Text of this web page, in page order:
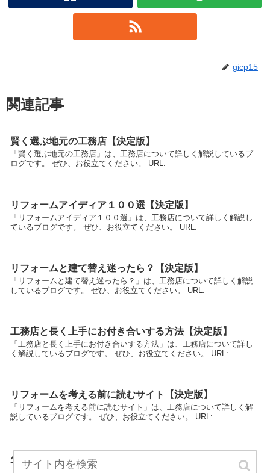
gicp15
関連記事
賢く選ぶ地元の工務店【決定版】
「賢く選ぶ地元の工務店」は、工務店について詳しく解説しているブ
ログです。 ぜひ、お役立てください。 URL:
リフォームアイディア１００選【決定版】
「リフォームアイディア１００選」は、工務店について詳しく解説し
ているブログです。 ぜひ、お役立てください。 URL:
リフォームと建て替え迷ったら？【決定版】
「リフォームと建て替え迷ったら？」は、工務店について詳しく解説
しているブログです。 ぜひ、お役立てください。 URL:
工務店と長く上手にお付き合いする方法【決定版】
「工務店と長く上手にお付き合いする方法」は、工務店について詳し
く解説しているブログです。 ぜひ、お役立てください。 URL:
リフォームを考える前に読むサイト【決定版】
「リフォームを考える前に読むサイト」は、工務店について詳しく解
説しているブログです。 ぜひ、お役立てください。 URL:
少しの工夫で見違えるリフォームができる【決定版】
「少しの工夫で見違えるリフォームができる」は、工務店について詳